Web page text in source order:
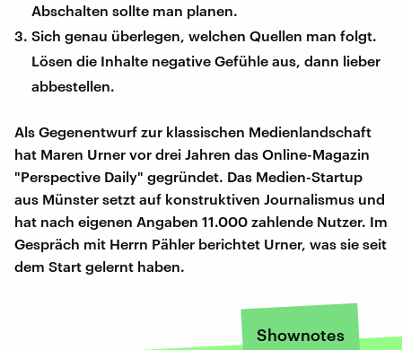
Abschalten sollte man planen.
Sich genau überlegen, welchen Quellen man folgt.
Lösen die Inhalte negative Gefühle aus, dann lieber
abbestellen.
Als Gegenentwurf zur klassischen Medienlandschaft
hat Maren Urner vor drei Jahren das Online-Magazin
"Perspective Daily" gegründet. Das Medien-Startup
aus Münster setzt auf konstruktiven Journalismus und
hat nach eigenen Angaben 11.000 zahlende Nutzer. Im
Gespräch mit Herrn Pähler berichtet Urner, was sie seit
dem Start gelernt haben.
Shownotes